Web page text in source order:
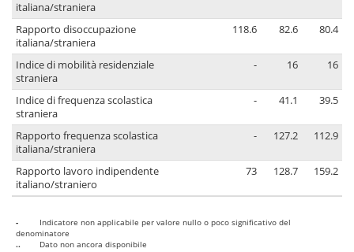
italiana/straniera
Rapporto disoccupazione
italiana/straniera
118.6 82.6 80.4
Indice di mobilità residenziale
straniera
- 16 16
Indice di frequenza scolastica
straniera
- 41.1 39.5
Rapporto frequenza scolastica
italiana/straniera
- 127.2 112.9
Rapporto lavoro indipendente
italiano/straniero
73 128.7 159.2
-
Indicatore non applicabile per valore nullo o poco significativo del
denominatore
..
Dato non ancora disponibile